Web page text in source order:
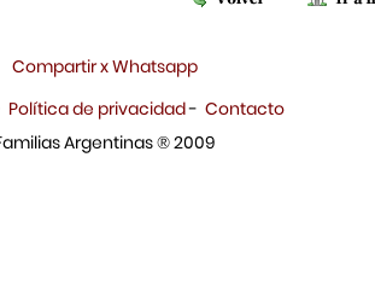
Compartir x Whatsapp
Política de privacidad- Contacto
Argentinas ® 2009